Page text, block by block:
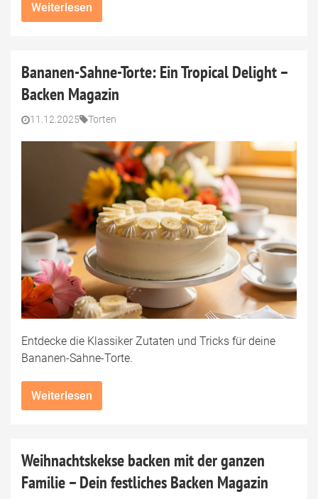
Weiterlesen
Bananen-Sahne-Torte: Ein Tropical Delight –
Backen Magazin
11.12.2025 Torten
Entdecke die Klassiker Zutaten und Tricks für deine
Bananen-Sahne-Torte.
Weiterlesen
Weihnachtskekse backen mit der ganzen
Familie – Dein festliches Backen Magazin